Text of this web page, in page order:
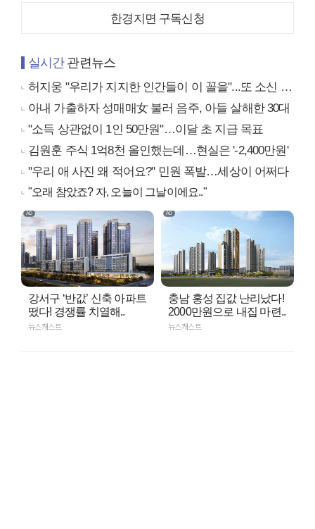
한경지면 구독신청
실시간관련뉴스
허지웅 "우리가 지지한 인간들이 이 꼴을"...또 소신 발언
아내 가출하자 성매매女 불러 음주, 아들 살해한 30대
"소득 상관없이 1인 50만원"…이달 초 지급 목표
김원훈 주식 1억8천 올인했는데…현실은 '-2,400만원'
"우리 애 사진 왜 적어요?" 민원 폭발…세상이 어쩌다
"오래 참았죠? 자, 오늘이 그날이에요.."
강서구 ‘반값’ 신축 아파트
떴다! 경쟁률 치열해..
뉴스캐스트
충남 홍성 집값 난리났다!
2000만원으로 내집 마련..
뉴스캐스트